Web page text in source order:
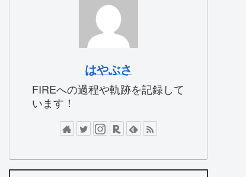
はやぶさ
FIREへの過程や軌跡を記録して
います！